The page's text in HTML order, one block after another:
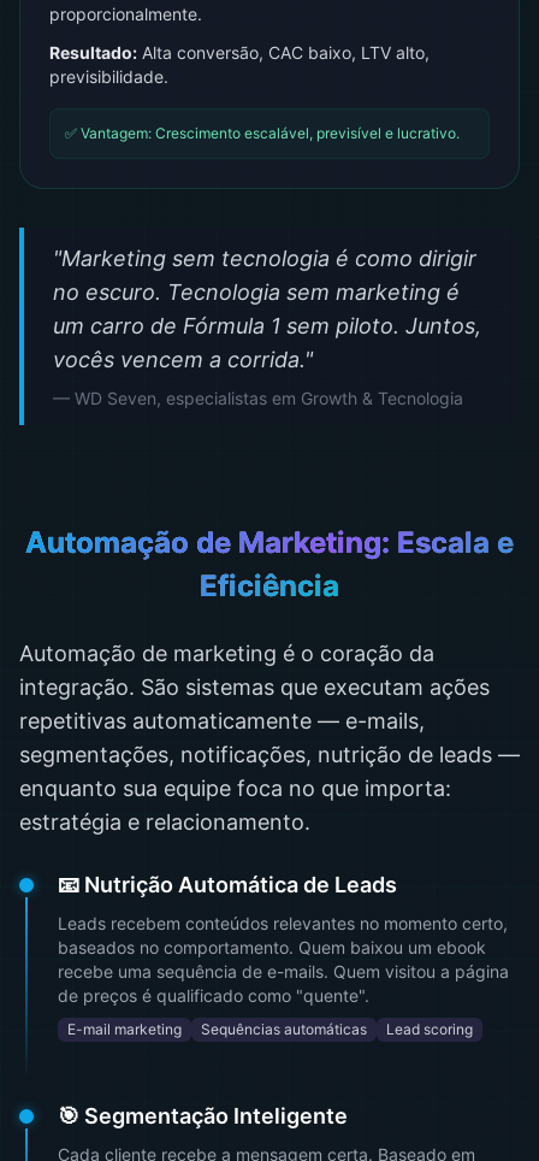
proporcionalmente.
Resultado: Alta conversão, CAC baixo, LTV alto,
previsibilidade.
✅ Vantagem: Crescimento escalável, previsível e lucrativo.
"Marketing sem tecnologia é como dirigir
no escuro. Tecnologia sem marketing é
um carro de Fórmula 1 sem piloto. Juntos,
vocês vencem a corrida."
— WD Seven, especialistas em Growth & Tecnologia
Automação de Marketing: Escala e
Eficiência
Automação de marketing é o coração da
integração. São sistemas que executam ações
repetitivas automaticamente — e-mails,
segmentações, notificações, nutrição de leads —
enquanto sua equipe foca no que importa:
estratégia e relacionamento.
📧 Nutrição Automática de Leads
Leads recebem conteúdos relevantes no momento certo,
baseados no comportamento. Quem baixou um ebook
recebe uma sequência de e-mails. Quem visitou a página
de preços é qualificado como "quente".
E-mail marketing Sequências automáticas Lead scoring
🎯 Segmentação Inteligente
Cada cliente recebe a mensagem certa. Baseado em